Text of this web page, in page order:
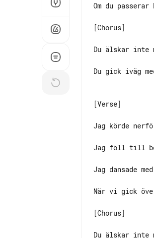
Om du
Du gick iväg
När vi gick